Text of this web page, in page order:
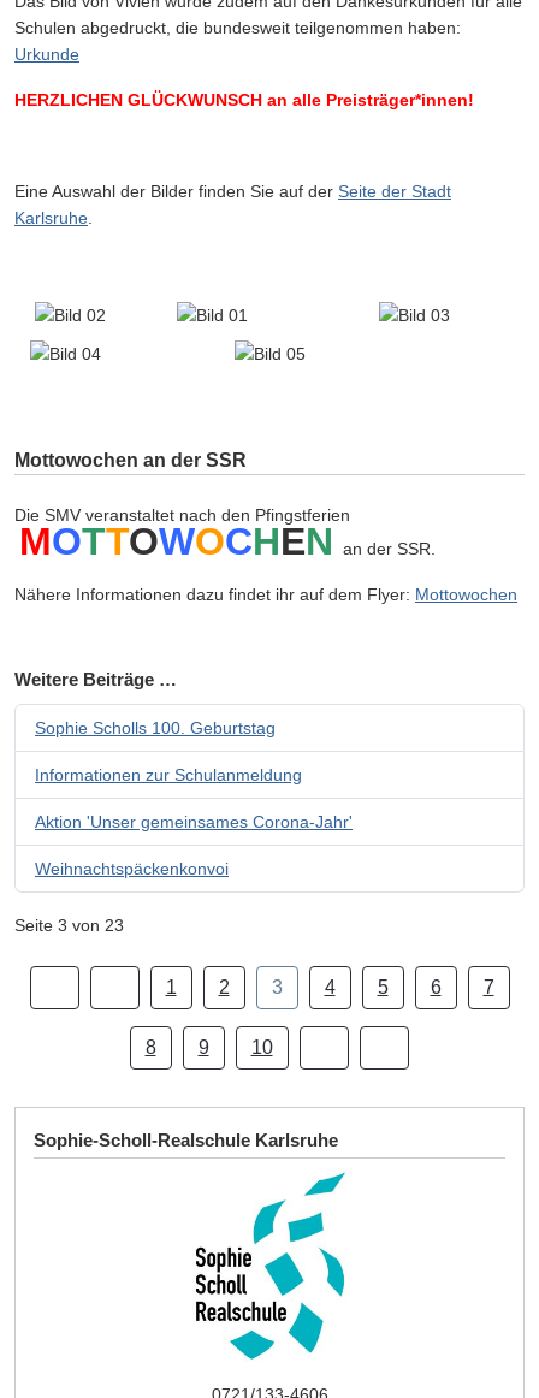
Schulen abgedruckt, die bundesweit teilgenommen haben:
Urkunde
HERZLICHEN GLÜCKWUNSCH an alle Preisträger*innen!
Eine Auswahl der Bilder finden Sie auf der Seite der Stadt
Karlsruhe
Mottowochen an der SSR
Die SMV veranstaltet nach den Pfingstferien
MOTTOWOCHEN an der SSR.
Nähere Informationen dazu findet ihr auf dem Flyer: Mottowochen
Weitere Beiträge …
Sophie Scholls 100. Geburtstag
Informationen zur Schulanmeldung
Aktion 'Unser gemeinsames Corona-Jahr'
Weihnachtspäckenkonvoi
Seite 3 von 23
1 2 3 4 5 6 7
8 9 10
Sophie-Scholl-Realschule Karlsruhe
0721/133-4606